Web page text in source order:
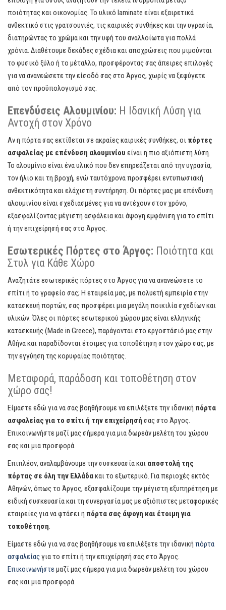
ποιότητας και οικονομίας. Το υλικό laminate είναι εξαιρετικά
ανθεκτικό στις γρατσουνιές, τις καιρικές συνθήκες και την υγρασία,
διατηρώντας το χρώμα και την υφή του αναλλοίωτα για πολλά
χρόνια. Διαθέτουμε δεκάδες σχέδια και αποχρώσεις που μιμούνται
το φυσικό ξύλο ή το μέταλλο, προσφέροντας σας άπειρες επιλογές
για να ανανεώσετε την είσοδό σας στο Άργος, χωρίς να ξεφύγετε
από τον προϋπολογισμό σας.
Επενδύσεις Αλουμινίου: Η Ιδανική Λύση για
Αντοχή στον Χρόνο
Αν η πόρτα σας εκτίθεται σε ακραίες καιρικές συνθήκες, οι πόρτες
ασφαλείας με επένδυση αλουμινίου είναι η πιο αξιόπιστη λύση.
Το αλουμίνιο είναι ένα υλικό που δεν επηρεάζεται από την υγρασία,
τον ήλιο και τη βροχή, ενώ ταυτόχρονα προσφέρει εντυπωσιακή
ανθεκτικότητα και ελάχιστη συντήρηση. Οι πόρτες μας με επένδυση
αλουμινίου είναι σχεδιασμένες για να αντέχουν στον χρόνο,
εξασφαλίζοντας μέγιστη ασφάλεια και άψογη εμφάνιση για το σπίτι
ή την επιχείρησή σας στο Άργος.
Εσωτερικές Πόρτες στο Άργος: Ποιότητα και
Στυλ για Κάθε Χώρο
Αναζητάτε εσωτερικές πόρτες στο Άργος για να ανανεώσετε το
σπίτι ή το γραφείο σας; Η εταιρεία μας, με πολυετή εμπειρία στην
κατασκευή πορτών, σας προσφέρει μια μεγάλη ποικιλία σχεδίων και
υλικών. Όλες οι πόρτες εσωτερικού χώρου μας είναι ελληνικής
κατασκευής (Made in Greece), παράγονται στο εργοστάσιό μας στην
Αθήνα και παραδίδονται έτοιμες για τοποθέτηση στον χώρο σας, με
την εγγύηση της κορυφαίας ποιότητας.
Μεταφορά, παράδοση και τοποθέτηση στον
χώρο σας!
Είμαστε εδώ για να σας βοηθήσουμε να επιλέξετε την ιδανική πόρτα
ασφαλείας για το σπίτι ή την επιχείρησή σας στο Άργος.
Επικοινωνήστε μαζί μας σήμερα για μια δωρεάν μελέτη του χώρου
σας και μια προσφορά.
Επιπλέον, αναλαμβάνουμε την συσκευασία και αποστολή της
πόρτας σε όλη την Ελλάδακαι το εξωτερικό. Για περιοχές εκτός
Αθηνών, όπως το Άργος, εξασφαλίζουμε την μέγιστη εξυπηρέτηση με
ειδική συσκευασία και τη συνεργασία μας με αξιόπιστες μεταφορικές
εταιρείες για να φτάσει η πόρτα σας άψογη και έτοιμη για
τοποθέτηση.
Είμαστε εδώ για να σας βοηθήσουμε να επιλέξετε την ιδανική πόρτα
ασφαλείαςγια το σπίτι ή την επιχείρησή σας στο Άργος.
Επικοινωνήστε μαζί μας σήμερα για μια δωρεάν μελέτη του χώρου
σας και μια προσφορά.